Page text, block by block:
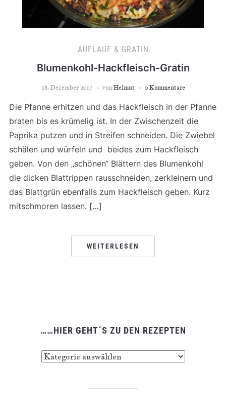
……HIER GEHT´S ZU DEN REZEPTEN
AUFLAUF & GRATIN
Blumenkohl-Hackfleisch-Gratin
18. Dezember 2017 von Helmut 0 Kommentare
Die Pfanne erhitzen und das Hackfleisch in der Pfanne
braten bis es krümelig ist. In der Zwischenzeit die
Paprika putzen und in Streifen schneiden. Die Zwiebel
schälen und würfeln und beides zum Hackfleisch
geben. Von den „schönen“ Blättern des Blumenkohl
die dicken Blattrippen rausschneiden, zerkleinern und
das Blattgrün ebenfalls zum Hackfleisch geben. Kurz
mitschmoren lassen. […]
WEITERLESEN